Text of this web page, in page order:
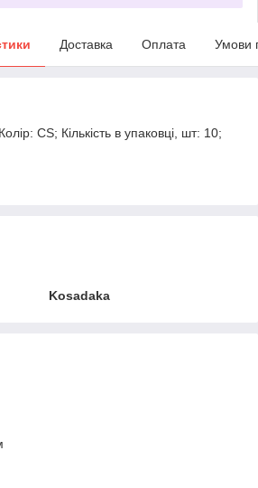
Доставка Оплата Умови
CS; Кількість в упаковці, шт: 10;
Kosadaka